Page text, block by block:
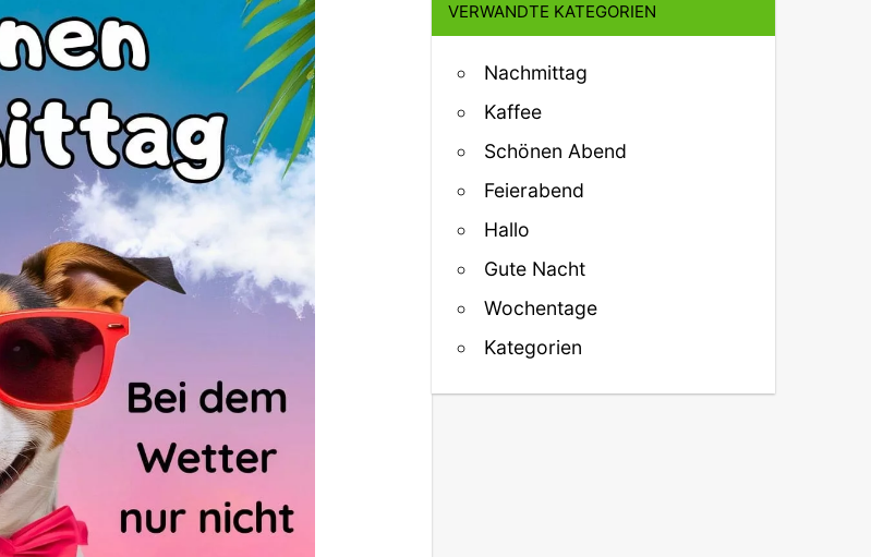
VERWANDTE KATEGORIEN
Nachmittag
Kaffee
Schönen Abend
Feierabend
Hallo
Gute Nacht
Wochentage
Kategorien